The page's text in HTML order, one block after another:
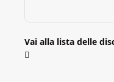
Vai alla lista delle